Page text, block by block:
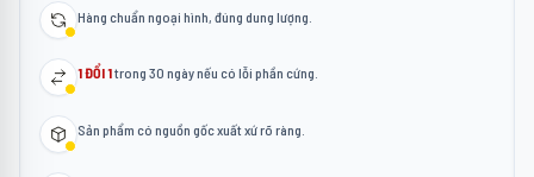
Hàng chuẩn ngoại hình, đúng dung lượng.
1 ĐỔI 1trong 30 ngày nếu có lỗi phần cứng.
Sản phẩm có nguồn gốc xuất xứ rõ ràng.